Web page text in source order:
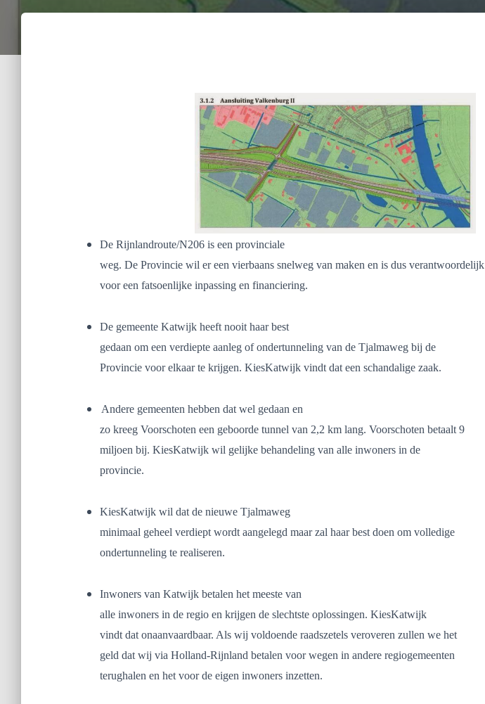
De Rijnlandroute/N206 is een provinciale
weg. De Provincie wil er een vierbaans snelweg van maken en is dus verantwoordelijk
voor een fatsoenlijke inpassing en financiering.
De gemeente Katwijk heeft nooit haar best
gedaan om een verdiepte aanleg of ondertunneling van de Tjalmaweg bij de
Provincie voor elkaar te krijgen. KiesKatwijk vindt dat een schandalige zaak.
Andere gemeenten hebben dat wel gedaan en
zo kreeg Voorschoten een geboorde tunnel van 2,2 km lang. Voorschoten betaalt 9
miljoen bij. KiesKatwijk wil gelijke behandeling van alle inwoners in de
provincie.
KiesKatwijk wil dat de nieuwe Tjalmaweg
minimaal geheel verdiept wordt aangelegd maar zal haar best doen om volledige
ondertunneling te realiseren.
Inwoners van Katwijk betalen het meeste van
alle inwoners in de regio en krijgen de slechtste oplossingen. KiesKatwijk
vindt dat onaanvaardbaar. Als wij voldoende raadszetels veroveren zullen we het
geld dat wij via Holland-Rijnland betalen voor wegen in andere regiogemeenten
terughalen en het voor de eigen inwoners inzetten.